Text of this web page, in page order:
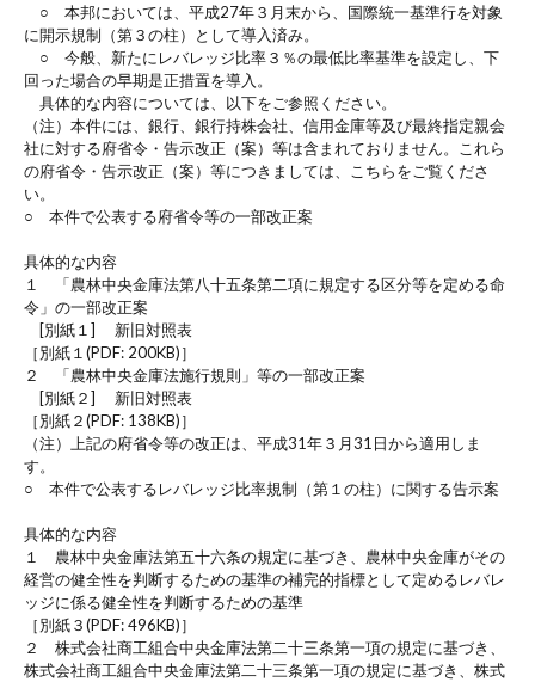
○ 本邦においては、平成27年３月末から、国際統一基準行を対象
に開示規制（第３の柱）として導入済み。
○ 今般、新たにレバレッジ比率３％の最低比率基準を設定し、下
回った場合の早期是正措置を導入。
具体的な内容については、以下をご参照ください。
（注）本件には、銀行、銀行持株会社、信用金庫等及び最終指定親会
社に対する府省令・告示改正（案）等は含まれておりません。これら
の府省令・告示改正（案）等につきましては、こちらをご覧くださ
い。
○ 本件で公表する府省令等の一部改正案
具体的な内容
１ 「農林中央金庫法第八十五条第二項に規定する区分等を定める命
令」の一部改正案
[別紙１] 新旧対照表
［別紙１(PDF: 200KB)］
２ 「農林中央金庫法施行規則」等の一部改正案
[別紙２] 新旧対照表
［別紙２(PDF: 138KB)］
（注）上記の府省令等の改正は、平成31年３月31日から適用しま
す。
○ 本件で公表するレバレッジ比率規制（第１の柱）に関する告示案
具体的な内容
１ 農林中央金庫法第五十六条の規定に基づき、農林中央金庫がその
経営の健全性を判断するための基準の補完的指標として定めるレバレ
ッジに係る健全性を判断するための基準
［別紙３(PDF: 496KB)］
２ 株式会社商工組合中央金庫法第二十三条第一項の規定に基づき、
株式会社商工組合中央金庫法第二十三条第一項の規定に基づき、株式